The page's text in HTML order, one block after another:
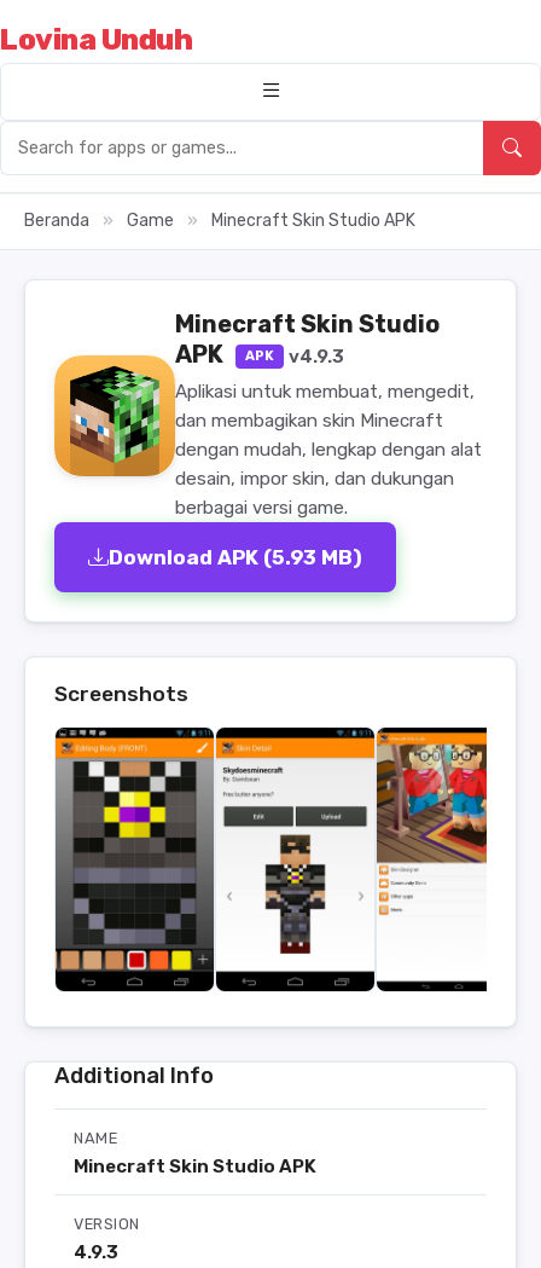
Lovina Unduh
Beranda » Game » Minecraft Skin Studio APK
Minecraft Skin Studio
APK
APK
v4.9.3
Aplikasi untuk membuat, mengedit,
dan membagikan skin Minecraft
dengan mudah, lengkap dengan alat
desain, impor skin, dan dukungan
berbagai versi game.
Download APK (5.93 MB)
Screenshots
Additional Info
NAME
Minecraft Skin Studio APK
VERSION
4.9.3